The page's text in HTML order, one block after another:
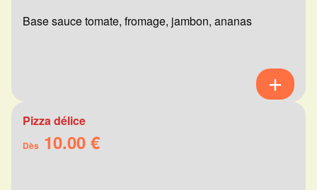
Base sauce tomate, fromage, jambon, ananas
Pizza délice
Dès 10.00 €